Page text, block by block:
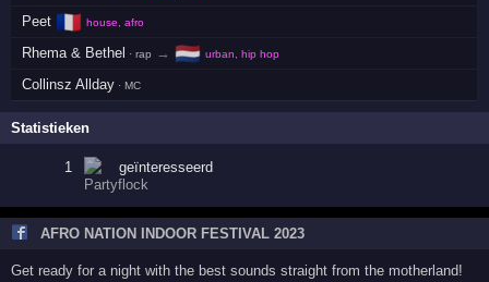
Peet 🇫🇷 house, afro
Rhema & Bethel · rap → 🇳🇱 urban, hip hop
Collinsz Allday · MC
Statistieken
1 geïnteresseerd
AFRO NATION INDOOR FESTIVAL 2023
Get ready for a night with the best sounds straight from the motherland!